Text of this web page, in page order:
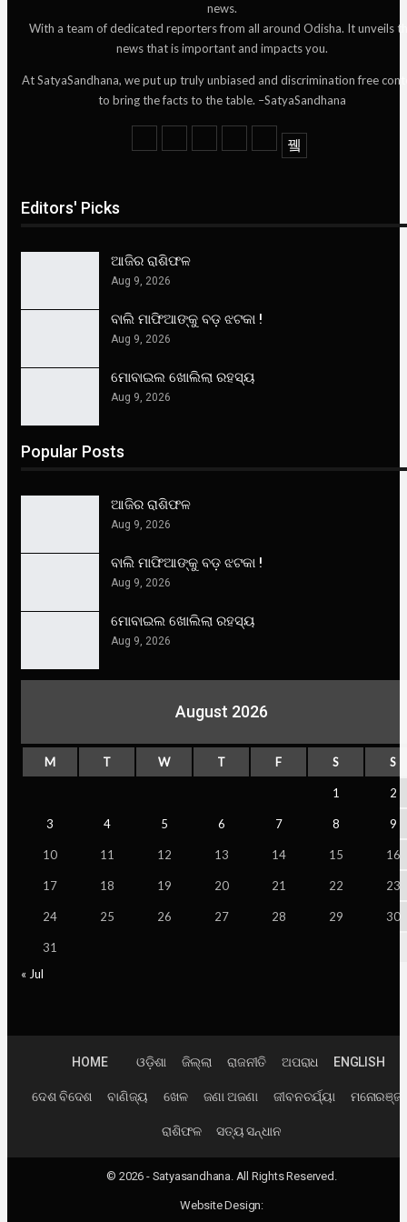
news.
With a team of dedicated reporters from all around Odisha. It unveils
news that is important and impacts you.
At SatyaSandhana, we put up truly unbiased and discrimination free
to bring the facts to the table. –SatyaSandhana
Editors' Picks
ଆଜିର ରାଶିଫଳ
Aug 9, 2026
ବାଲି ମାଫିଆଙ୍କୁ ବଡ଼ ଝଟକା !
Aug 9, 2026
ମୋବାଇଲ ଖୋଲିଲା ରହସ୍ୟ
Aug 9, 2026
Popular Posts
ଆଜିର ରାଶିଫଳ
Aug 9, 2026
ବାଲି ମାଫିଆଙ୍କୁ ବଡ଼ ଝଟକା !
Aug 9, 2026
ମୋବାଇଲ ଖୋଲିଲା ରହସ୍ୟ
Aug 9, 2026
August 2026
M T W T F S S
1 2
3 4 5 6 7 8 9
10 11 12 13 14 15 16
17 18 19 20 21 22 23
24 25 26 27 28 29 30
31
« Jul
HOME ଓଡ଼ିଶା ଜିଲ୍ଲା ରାଜନୀତି ଅପରାଧ ENGLISH
ଦେଶ ବିଦେଶ ବାଣିଜ୍ୟ ଖେଳ ଜଣା ଅଜଣା ଜୀବନଚର୍ଯ୍ୟା
ରାଶିଫଳ ସତ୍ୟ ସନ୍ଧାନ
© 2026 - Satyasandhana. All Rights Reserved.
Website Design: